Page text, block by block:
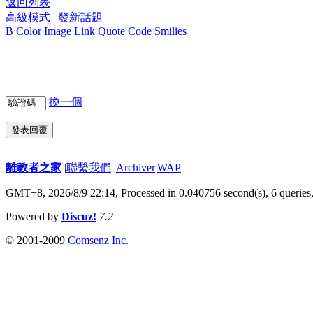
返回列表
高級模式 | 發新話題
B Color Image Link Quote Code Smilies
換一個
發表回覆
離教者之家 |聯繫我們 |Archiver|WAP
GMT+8, 2026/8/9 22:14, Processed in 0.040756 second(s), 6
Powered by Discuz! 7.2
© 2001-2009 Comsenz Inc.